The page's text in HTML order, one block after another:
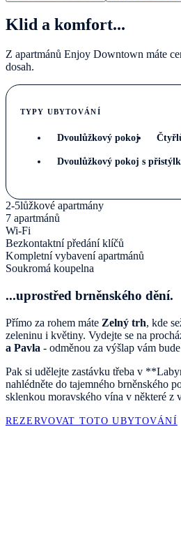
Klid a komfort...
Z apartmánů Enjoy Downtown máte
dosah.
TYPY UBYTOVÁNÍ
Dvoulůžkový pokoj
Dvoulůžkový pokoj s
2-5lůžkové apartmány
7 apartmánů
Wi-Fi
Bezkontaktní předání klíčů
Kompletní vybavení apartmánů
Soukromá koupelna
...uprostřed brněnského dění.
Přímo za rohem máte Zelný trh, kde
zeleninu i květiny. Vydejte se na
a Pavla - odměnou za výšlap vám
Pak si udělejte zastávku třeba v
nahlédněte do tajemného brněnského
sklenkou moravského vína v některé z
REZERVOVAT TOTO UBYTOVÁNÍ